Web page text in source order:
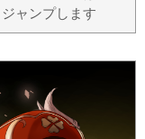
ャンプします